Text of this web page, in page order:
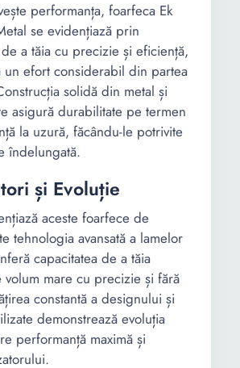
performanța, foarfeca Ek
se evidențiază prin
a tăia cu precizie și eficiență,
un efort considerabil din partea
solidă din metal și
asigură durabilitate pe termen
la uzură, făcându-le potrivite
îndelungată.
și Evoluție
aceste foarfece de
tehnologia avansată a lamelor
capacitatea de a tăia
mare cu precizie și fără
constantă a designului și
demonstrează evoluția
performanță maximă și